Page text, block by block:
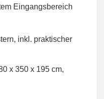
Eingangsbereich
inkl. praktischer
x 350 x 195 cm,